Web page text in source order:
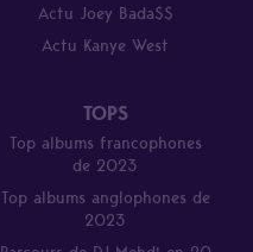
Actu Joey Bada$$
Actu Kanye West
TOPS
Top albums francophones
de 2023
Top albums anglophones de
2023